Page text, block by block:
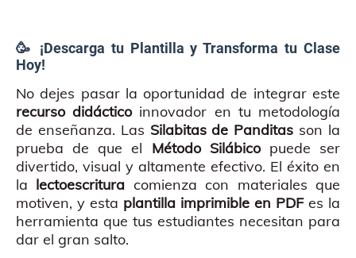
🥳 ¡Descarga tu Plantilla y Transforma tu Clase
Hoy!
No dejes pasar la oportunidad de integrar este
recurso didácticoinnovador en tu metodología
de enseñanza. Las Silabitas de Panditas son la
prueba de que el Método Silábicopuede ser
divertido, visual y altamente efectivo. El éxito en
la lectoescritura comienza con materiales que
motiven, y esta plantilla imprimible en PDFes la
herramienta que tus estudiantes necesitan para
dar el gran salto.